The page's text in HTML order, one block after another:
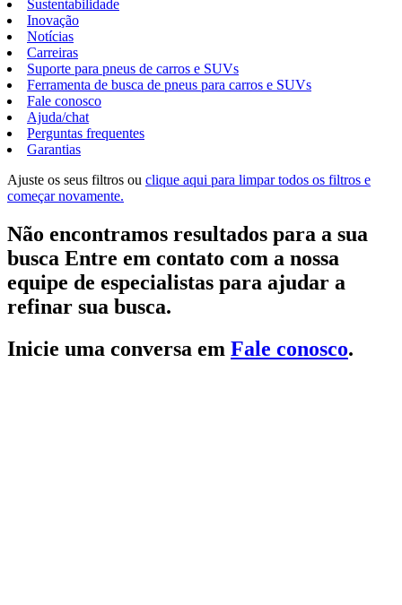
Sustentabilidade
Inovação
Notícias
Carreiras
Suporte para pneus de carros e SUVs
Ferramenta de busca de pneus para carros e SUVs
Fale conosco
Ajuda/chat
Perguntas frequentes
Garantias
Ajuste os seus filtros ou clique aqui para limpar todos os filtros e
começar novamente.
Não encontramos resultados para a sua
busca Entre em contato com a nossa
equipe de especialistas para ajudar a
refinar sua busca.
Inicie uma conversa em Fale conosco.